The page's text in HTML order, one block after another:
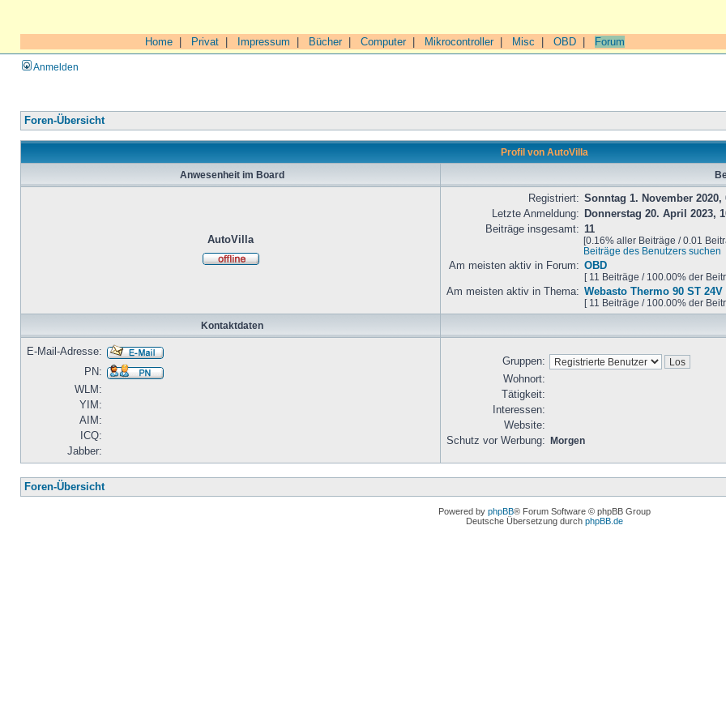
Home Privat Impressum Bücher| Computer| Mikrocontroller| Misc OBD Forum
Anmelden
Foren-Übersicht
Profil von AutoVilla
Anwesenheit im Board
AutoVilla
Registriert: Sonntag 1. November 2020,
Letzte Anmeldung:
Donnerstag 20. April 2023,
Beiträge insgesamt: 11
[0.16% aller Beiträge / 0.01
Beiträge des Benutzers suchen
Am meisten aktiv in Forum: OBD
[ 11 Beiträge / 100.00% der
Am meisten aktiv in Thema: Webasto Thermo 90 ST
[ 11 Beiträge / 100.00% der
Kontaktdaten
E-Mail-Adresse:
PN:
WLM:
YIM:
AIM:
ICQ:
Jabber:
Gruppen:
Wohnort:
Tätigkeit:
Interessen:
Website:
Schutz vor Werbung: Morgen
Foren-Übersicht
Powered by phpBB® Forum Software © phpBB Group
Deutsche Übersetzung durch phpBB.de